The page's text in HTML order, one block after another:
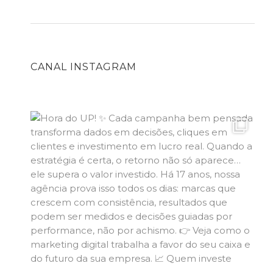
CANAL INSTAGRAM